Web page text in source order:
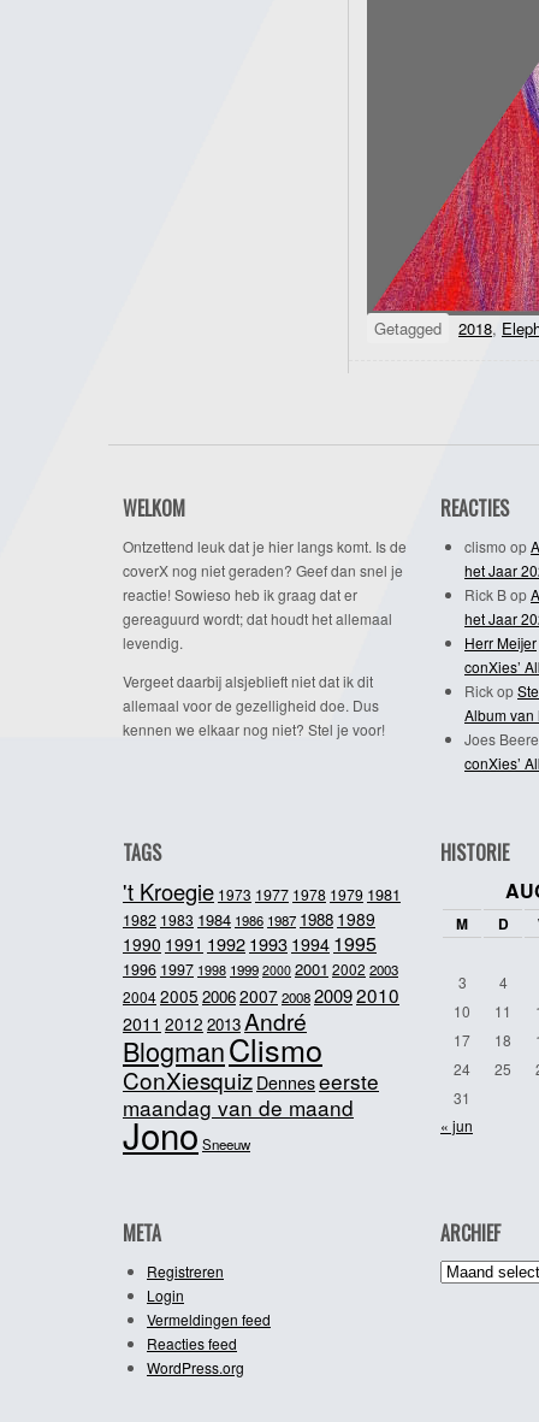
Getagged 2018,
WELKOM
Ontzettend leuk dat je hier langs komt. Is de
coverX nog niet geraden? Geef dan snel je
reactie! Sowieso heb ik graag dat er
gereaguurd wordt; dat houdt het allemaal
levendig.
Vergeet daarbij alsjeblieft niet dat ik dit
allemaal voor de gezelligheid doe. Dus
kennen we elkaar nog niet? Stel je voor!
REACTIES
clismo op
het Jaar
Rick Bop
het Jaar
Herr Meijer
conXies’
Rickop
Album van
Joes
conXies’
TAGS
't Kroegie 1973 1977 1978 1979 1981
1982 1983 1984 1986 1987 1988 1989
1990 1991 19921993 1994 1995
1996 1997 1998 1999 2000 2001 2002 2003
20042005 20062007200820092010
2011 2012 2013André
BlogmanClismo
ConXiesquiz Denneseerste
maandag van de maand
JonoSneeuw
HISTORIE
M D
3
4
10
11
17
18
24
25
31
« jun
META
Registreren
Login
Vermeldingen feed
Reacties feed
WordPress.org
ARCHIEF
Archief